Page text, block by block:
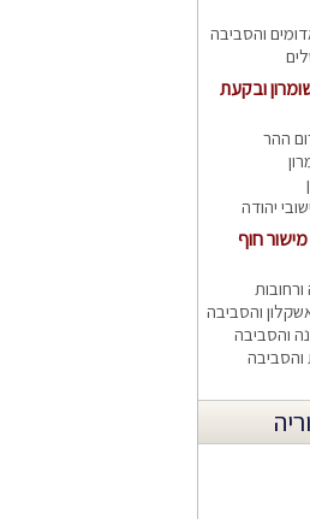
והסביבה
ובקעת
ההר
יהודה
חוף
והסביבה
והסביבה
והסביבה